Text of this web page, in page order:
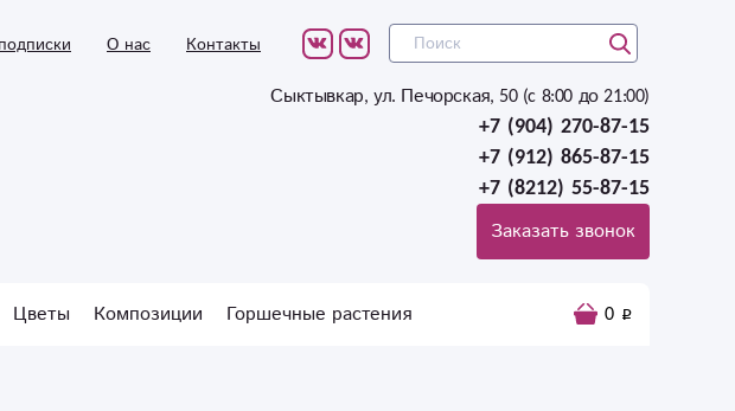
О нас Контакты
Сыктывкар, ул. Печорская, 50 (c 8:00 до 21:00)
+7 (904) 270-87-15
+7 (912) 865-87-15
+7 (8212) 55-87-15
Заказать звонок
Цветы Композиции Горшечные растения 0